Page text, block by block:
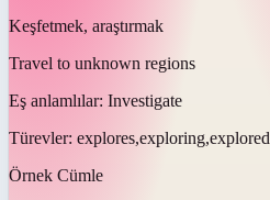
Keşfetmek, araştırmak
Travel to unknown regions
Eş anlamlılar: Investigate
Türevler: explores,exploring,explored
Örnek Cümle